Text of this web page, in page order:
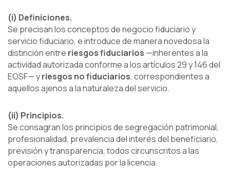
(i) Definiciones.
Se precisan los conceptos de negocio fiduciario y
servicio fiduciario, e introduce de manera novedosa la
distinción entre riesgos fiduciarios —inherentes a la
actividad autorizada conforme a los artículos 29 y 146 del
EOSF— yriesgos no fiduciarios, correspondientes a
aquellos ajenos a la naturaleza del servicio.
(ii) Principios.
Se consagran los principios de segregación patrimonial,
profesionalidad, prevalencia del interés del beneficiario,
previsión y transparencia, todos circunscritos a las
operaciones autorizadas por la licencia.